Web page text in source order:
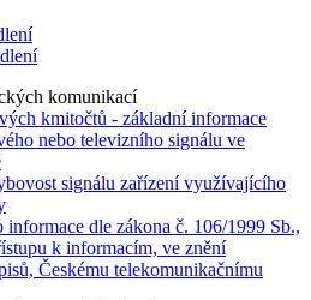
komunikací
kmitočtů - základní informace
nebo televizního signálu ve
signálu zařízení využívajícího
informace dle zákona č. 106/1999 Sb.,
k informacím, ve znění
Českému telekomunikačnímu